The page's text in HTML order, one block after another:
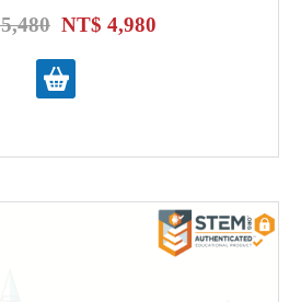
5,480 4,980